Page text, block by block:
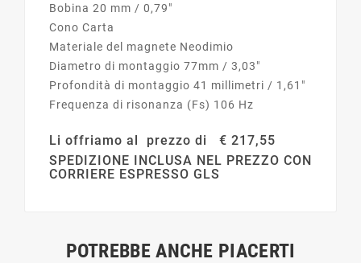
Bobina 20 mm / 0,79"
Cono Carta
Materiale del magnete Neodimio
Diametro di montaggio 77mm / 3,03″
Profondità di montaggio 41 millimetri / 1,61″
Frequenza di risonanza (Fs) 106 Hz
Li offriamo al prezzo di € 217,55
SPEDIZIONE INCLUSA NEL PREZZO CON
CORRIERE ESPRESSO GLS
POTREBBE ANCHE PIACERTI